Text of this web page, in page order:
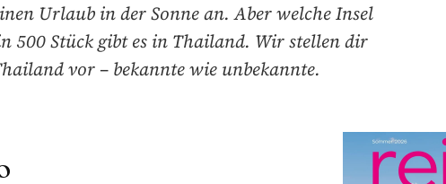
Urlaub in der Sonne an. Aber welche Insel
500 Stück gibt es in Thailand. Wir stellen dir
vor – bekannte wie unbekannte.